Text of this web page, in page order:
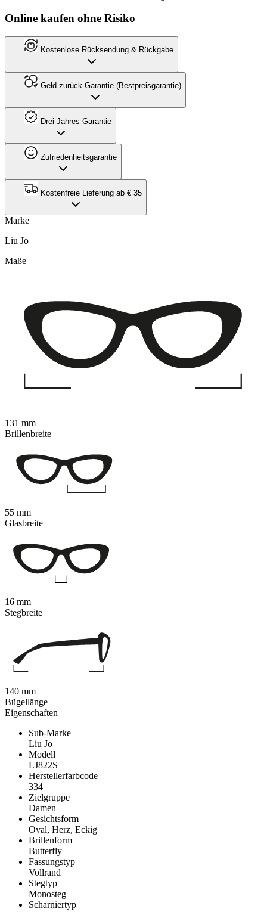
Online kaufen ohne Risiko
Kostenlose Rücksendung & Rückgabe
Geld-zurück-Garantie (Bestpreisgarantie)
Drei-Jahres-Garantie
Zufriedenheitsgarantie
Kostenfreie Lieferung ab € 35
Marke
Liu Jo
Eigenschaften
Sub-Marke
Liu Jo
Modell
LJ822S
Herstellerfarbcode
334
Zielgruppe
Damen
Gesichtsform
Oval, Herz, Eckig
Brillenform
Butterfly
Fassungstyp
Vollrand
Stegtyp
Monosteg
Scharniertyp
Maße
131 mm
Brillenbreite
55 mm
Glasbreite
16 mm
Stegbreite
140 mm
Bügellänge